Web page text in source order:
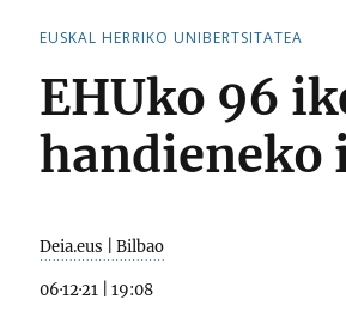
EUSKAL HERRIKO UNIBERTSITATEA
EHUko 96
handieneko
Deia.eus | Bilbao
06·12·21 19:08